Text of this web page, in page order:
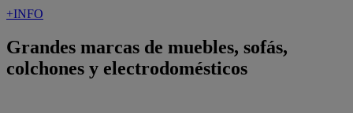
+INFO
Grandes marcas de muebles, sofás,
colchones y electrodomésticos